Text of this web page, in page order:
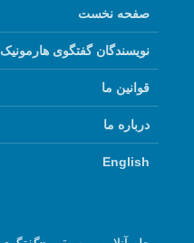
صفحه نخست
نویسندگان گفتگوی هارمونیک
قوانین ما
درباره ما
English